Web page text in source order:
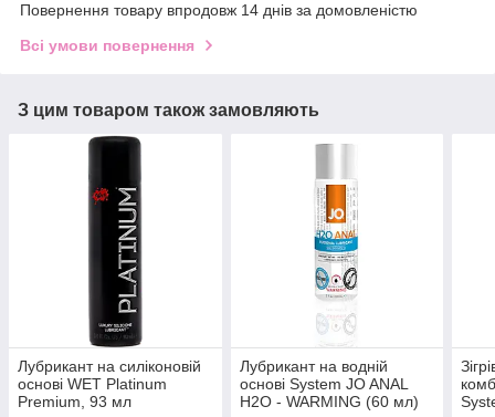
Повернення товару впродовж 14 днів за домовленістю
Всі умови повернення
З цим товаром також замовляють
Лубрикант на силіконовій
основі WET Platinum
Premium, 93 мл
Лубрикант на водній
основі System JO ANAL
H2O - WARMING (60 мл)